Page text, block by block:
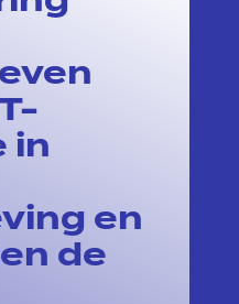
in
en
de